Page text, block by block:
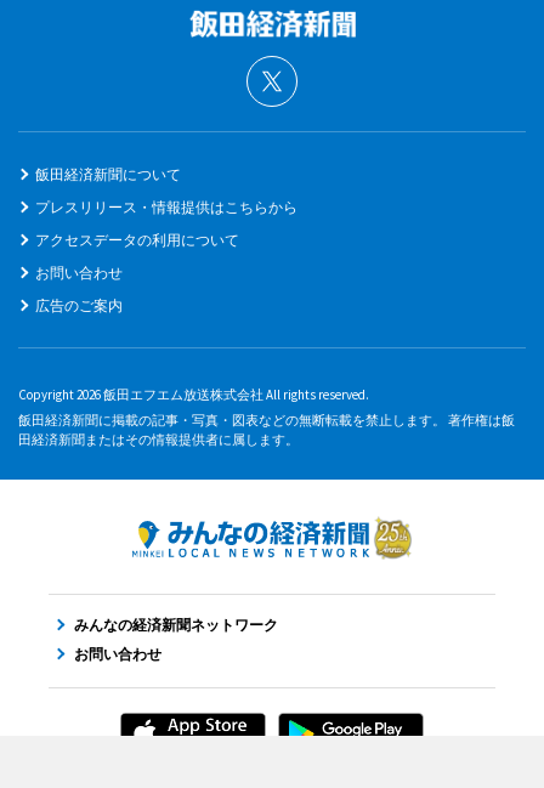
飯田経済新聞について
プレスリリース・情報提供はこちらから
アクセスデータの利用について
お問い合わせ
広告のご案内
Copyright 2026 飯田エフエム放送株式会社 All rights reserved.
飯田経済新聞に掲載の記事・写真・図表などの無断転載を禁止します。 著作権は飯
田経済新聞またはその情報提供者に属します。
みんなの経済新聞ネットワーク
お問い合わせ